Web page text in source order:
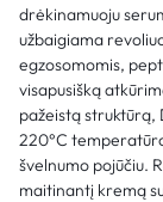
drėkinamuoju
užbaigiama
egzosomomis,
visapusišką
pažeistą struktūrą,
220°C
švelnumo pojūčiu.
maitinantį kremą